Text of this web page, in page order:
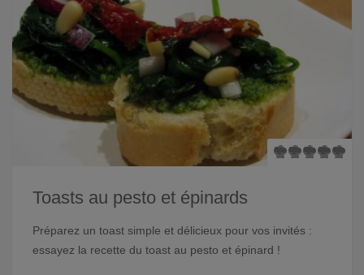
Toasts au pesto et épinards
Préparez un toast simple et délicieux pour vos invités :
essayez la recette du toast au pesto et épinard !